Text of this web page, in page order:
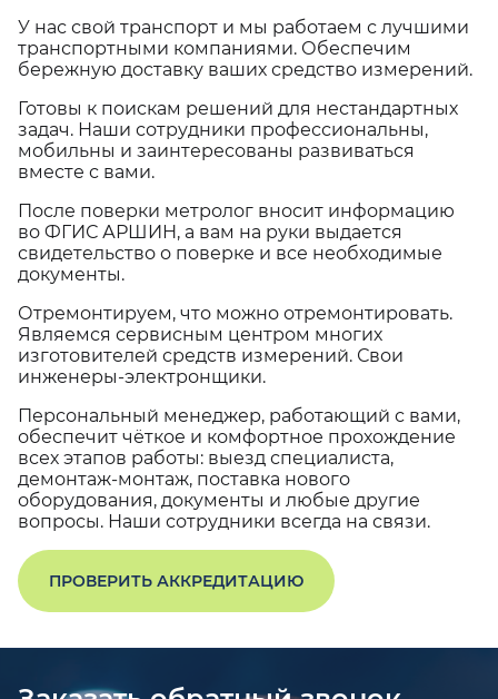
У нас свой транспорт и мы работаем с лучшими
транспортными компаниями. Обеспечим
бережную доставку ваших средство измерений.
Готовы к поискам решений для нестандартных
задач. Наши сотрудники профессиональны,
мобильны и заинтересованы развиваться
вместе с вами.
После поверки метролог вносит информацию
во ФГИС АРШИН, а вам на руки выдается
свидетельство о поверке и все необходимые
документы.
Отремонтируем, что можно отремонтировать.
Являемся сервисным центром многих
изготовителей средств измерений. Свои
инженеры-электронщики.
Персональный менеджер, работающий с вами,
обеспечит чёткое и комфортное прохождение
всех этапов работы: выезд специалиста,
демонтаж-монтаж, поставка нового
оборудования, документы и любые другие
вопросы. Наши сотрудники всегда на связи.
ПРОВЕРИТЬ АККРЕДИТАЦИЮ